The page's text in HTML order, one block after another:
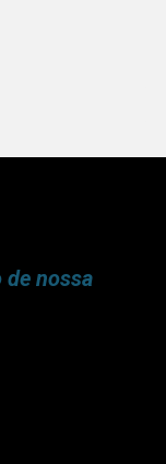
de nossa